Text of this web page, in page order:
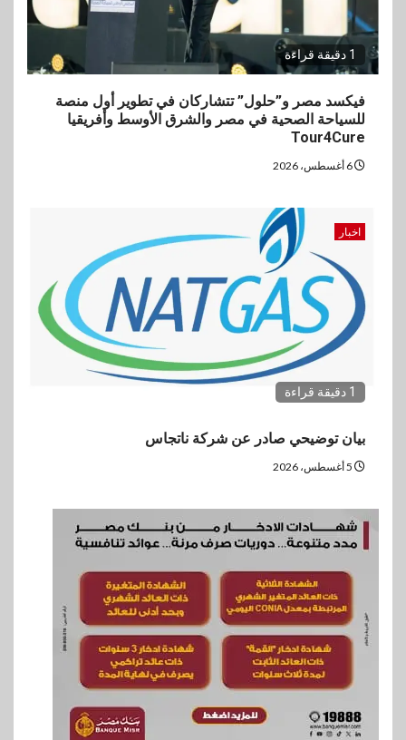
1 دقيقة قراءة
فيكسد مصر و”حلول” تتشاركان في تطوير أول منصة
للسياحة الصحية في مصر والشرق الأوسط وأفريقيا
Tour4Cure
اخبار
1 دقيقة قراءة
بيان توضيحي صادر عن شركة ناتجاس